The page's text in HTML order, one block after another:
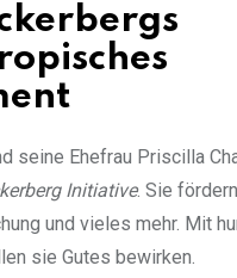
seine Ehefrau Priscilla
Initiative. Sie
und vieles mehr. Mit
sie Gutes bewirken.